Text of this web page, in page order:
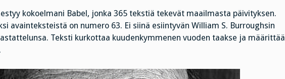
kokoelmani Babel, jonka 365 tekstiä tekevät maailmasta päivityksen.
avainteksteistä on numero 63. Ei siinä esiintyvän William S. Burroughsin
Teksti kurkottaa kuudenkymmenen vuoden taakse ja määrittää